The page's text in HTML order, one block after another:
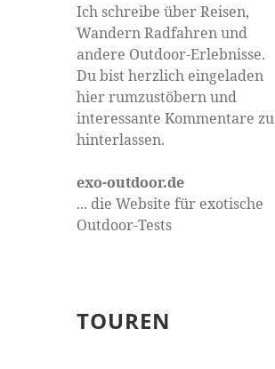
Ich schreibe über Reisen,
Wandern Radfahren und
andere Outdoor-Erlebnisse.
Du bist herzlich eingeladen
hier rumzustöbern und
interessante Kommentare zu
hinterlassen.
exo-outdoor.de
... die Website für exotische
Outdoor-Tests
TOUREN